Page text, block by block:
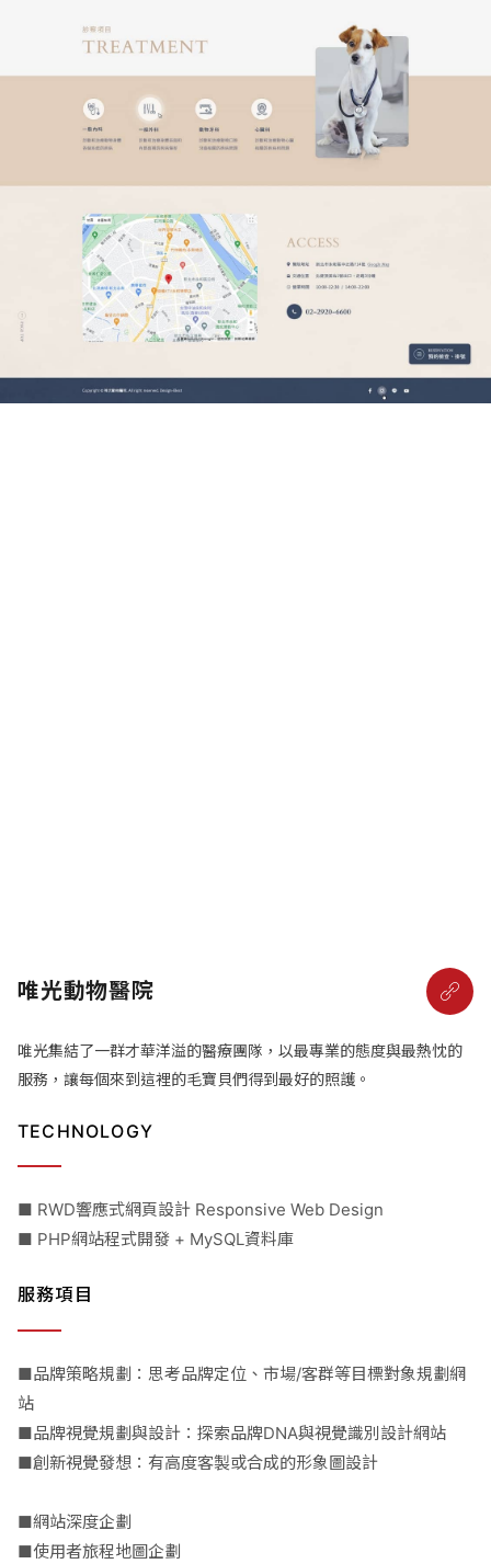
唯光動物醫院
唯光集結了一群才華洋溢的醫療團隊，以最專業的態度與最熱忱的
服務，讓每個來到這裡的毛寶貝們得到最好的照護。
TECHNOLOGY
■ RWD響應式網頁設計 Responsive Web Design
■ PHP網站程式開發 + MySQL資料庫
服務項目
■品牌策略規劃：思考品牌定位、市場/客群等目標對象規劃網
站
■品牌視覺規劃與設計：探索品牌DNA與視覺識別設計網站
■創新視覺發想：有高度客製或合成的形象圖設計
■網站深度企劃
■使用者旅程地圖企劃